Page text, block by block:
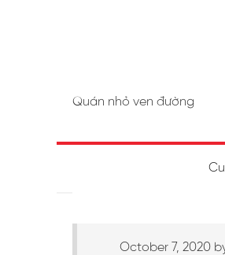
Quán nhỏ ven đường
October 7, 2020